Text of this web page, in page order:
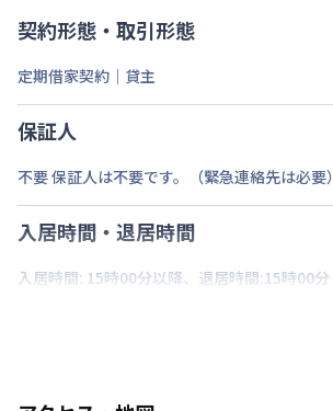
契約形態・取引形態
定期借家契約｜貸主
保証人
不要 保証人は不要です。（緊急連絡先は必要）
入居時間・退居時間
入居時間: 15時00分以降、退居時間:15時00分